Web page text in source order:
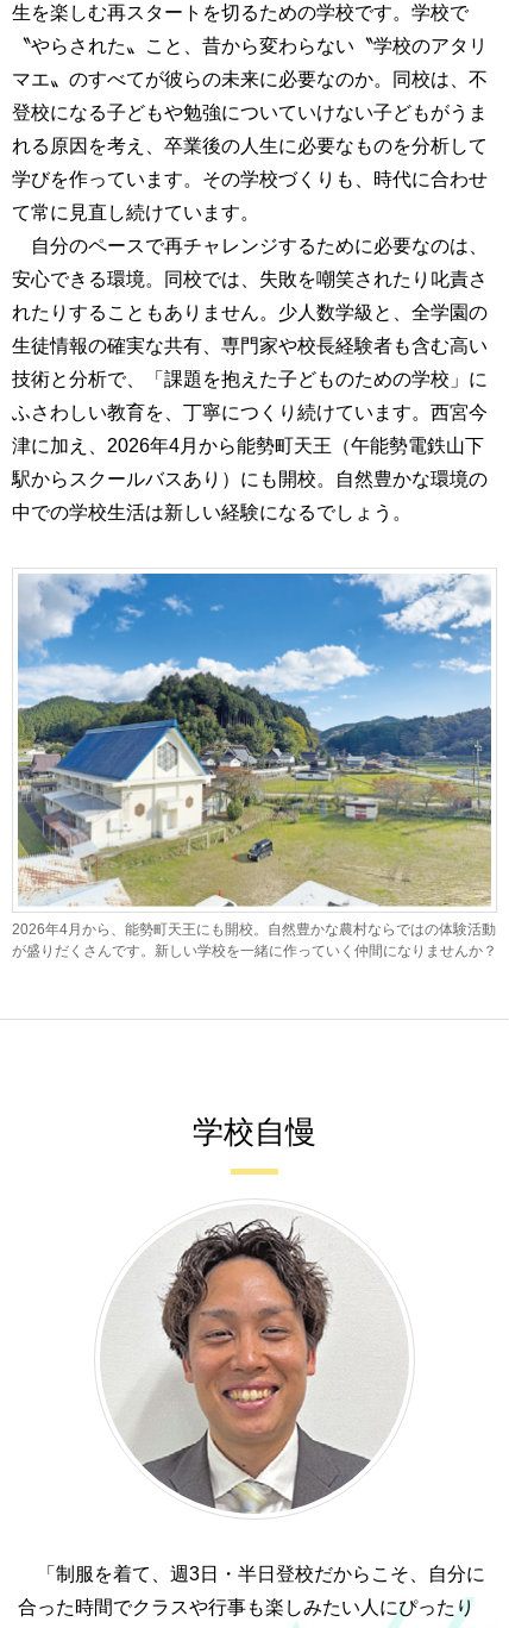
生を楽しむ再スタートを切るための学校です。学校で
〝やらされた〟こと、昔から変わらない〝学校のアタリ
マエ〟のすべてが彼らの未来に必要なのか。同校は、不
登校になる子どもや勉強についていけない子どもがうま
れる原因を考え、卒業後の人生に必要なものを分析して
学びを作っています。その学校づくりも、時代に合わせ
て常に見直し続けています。
自分のペースで再チャレンジするために必要なのは、
安心できる環境。同校では、失敗を嘲笑されたり叱責さ
れたりすることもありません。少人数学級と、全学園の
生徒情報の確実な共有、専門家や校長経験者も含む高い
技術と分析で、「課題を抱えた子どものための学校」に
ふさわしい教育を、丁寧につくり続けています。西宮今
津に加え、2026年4月から能勢町天王（午能勢電鉄山下
駅からスクールバスあり）にも開校。自然豊かな環境の
中での学校生活は新しい経験になるでしょう。
2026年4月から、能勢町天王にも開校。自然豊かな農村ならではの体験活動
が盛りだくさんです。新しい学校を一緒に作っていく仲間になりませんか？
学校自慢
「制服を着て、週3日・半日登校だからこそ、自分に
合った時間でクラスや行事も楽しみたい人にぴったり